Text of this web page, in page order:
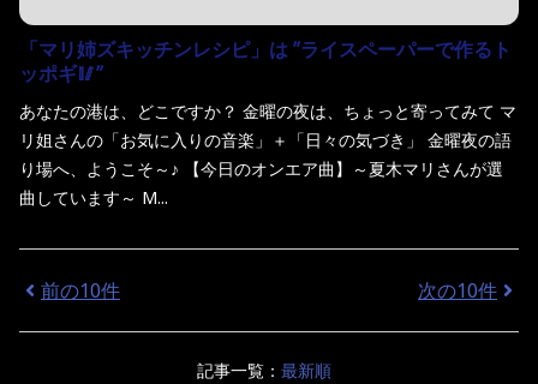
「マリ姉ズキッチンレシピ」は ”ライスペーパーで作るト
ッポギ🥢”
あなたの港は、どこですか？ 金曜の夜は、ちょっと寄ってみて マ
リ姐さんの「お気に入りの音楽」＋「日々の気づき」 金曜夜の語
り場へ、ようこそ～♪ 【今日のオンエア曲】～夏木マリさんが選
曲しています～ M...
前の10件 次の10件
記事一覧： 最新順